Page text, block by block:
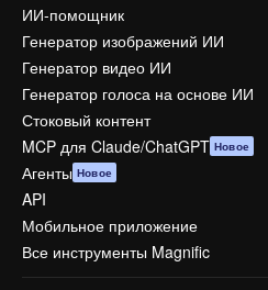
ИИ-помощник
Генератор изображений ИИ
Генератор видео ИИ
Генератор голоса на основе ИИ
Стоковый контент
MCP для Claude/ChatGPT Новое
Агенты Новое
API
Мобильное приложение
Все инструменты Magnific